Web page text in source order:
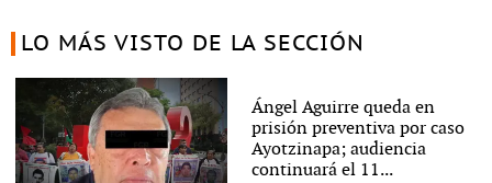
LO MÁS VISTO DE LA SECCIÓN
Ángel Aguirre queda en
prisión preventiva por caso
Ayotzinapa; audiencia
continuará el 11...